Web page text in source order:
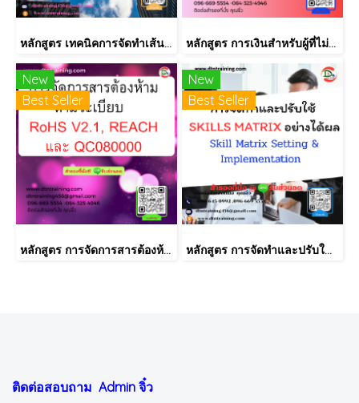
หลักสูตร เทคนิคการจัดทำเส้นทางการฝึกอบรม และการพัฒนาบุคลากร เป็นรายบุคคลอย่างเป็นระบบ Effective Training and Development Road Map & IDP Implementation หลักสูตร การเงินสำหรับผู้ที่ไม่ได้มีวิชาชีพด้านการเงิน (Finance for Non-Finance Professionals)
New
Best Seller
หลักสูตร การจัดการสารต้องห้ามตามระเบียบ RoHS V2.1, REACH และ QC080000
New
Best Seller
หลักสูตร การจัดทำและปรับใช้ SKILLS MATRIX อย่างได้ผล Skill Matrix Setting & Implementation
ติดต่อสอบถาม Admin จิ๋ว